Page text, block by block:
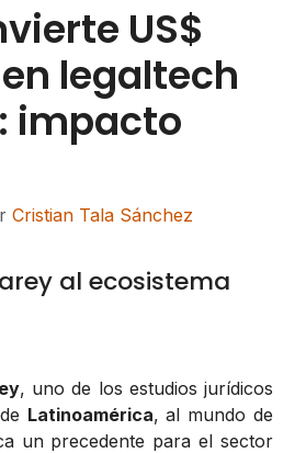
US$
legaltech
impacto
Cristian Tala Sánchez
al ecosistema
, uno de los estudios jurídicos
Latinoamérica, al mundo de
un precedente para el sector